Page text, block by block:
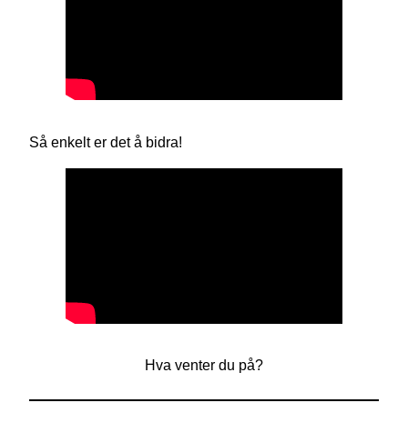
Så enkelt er det å bidra!
Hva venter du på?